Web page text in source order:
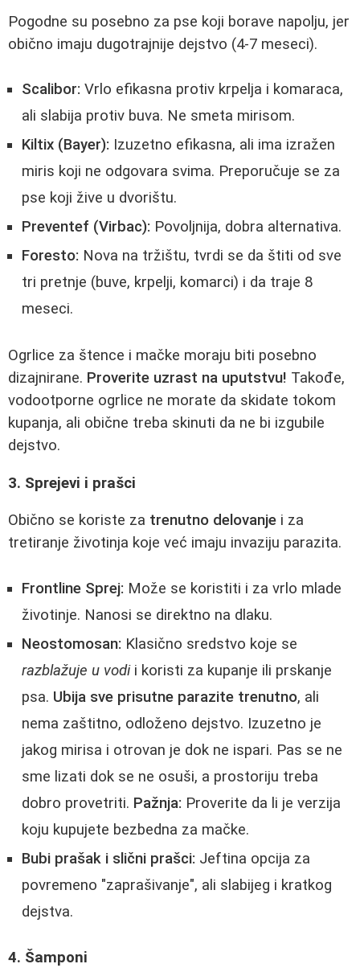
Pogodne su posebno za pse koji borave napolju, jer
obično imaju dugotrajnije dejstvo (4-7 meseci).
Scalibor: Vrlo efikasna protiv krpelja i komaraca,
ali slabija protiv buva. Ne smeta mirisom.
Kiltix (Bayer): Izuzetno efikasna, ali ima izražen
miris koji ne odgovara svima. Preporučuje se za
pse koji žive u dvorištu.
Preventef (Virbac): Povoljnija, dobra alternativa.
Forestо: Nova na tržištu, tvrdi se da štiti od sve
tri pretnje (buve, krpelji, komarci) i da traje 8
meseci.
Ogrlice za štence i mačke moraju biti posebno
dizajnirane. Proverite uzrast na uputstvu! Takođe,
vodootporne ogrlice ne morate da skidate tokom
kupanja, ali obične treba skinuti da ne bi izgubile
dejstvo.
3. Sprejevi i prašci
Obično se koriste za trenutno delovanje i za
tretiranje životinja koje već imaju invaziju parazita.
Frontline Sprej: Može se koristiti i za vrlo mlade
životinje. Nanosi se direktno na dlaku.
Neostomosan: Klasično sredstvo koje se
razblažuje u vodii koristi za kupanje ili prskanje
psa. Ubija sve prisutne parazite trenutno, ali
nema zaštitno, odloženo dejstvo. Izuzetno je
jakog mirisa i otrovan je dok ne ispari. Pas se ne
sme lizati dok se ne osuši, a prostoriju treba
dobro provetriti. Pažnja: Proverite da li je verzija
koju kupujete bezbedna za mačke.
Bubi prašak i slični prašci: Jeftina opcija za
povremeno "zaprašivanje", ali slabijeg i kratkog
dejstva.
4. Šamponi